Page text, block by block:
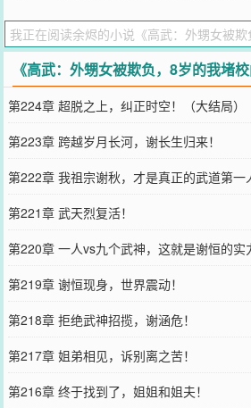
甚至还有概率能领悟所食之物的本命天赋！
壁晶虎，恭喜宿主获得领悟混元壁晶虎的本
“叮！检测到宿主吞下冰玄裂元麒，恭喜宿
命天赋：水帘洞天！”“叮！检测到宿主吞下
领悟万族之祖本命天赋：万族之力！”……
您要是觉得《高武：外甥女被欺负，8岁的我
不要忘记向您QQ群和微博微信里的朋友推荐
《高武：外甥女被欺负，8岁的我堵
第224章 超脱之上，纠正时空！（大结局）
第223章 跨越岁月长河，谢长生归来！
第222章 我祖宗谢秋，才是真正的武道第一
第221章 武天烈复活！
第220章 一人vs九个武神，这就是谢恒的实
第219章 谢恒现身，世界震动！
第218章 拒绝武神招揽，谢涵危！
第217章 姐弟相见，诉别离之苦！
第216章 终于找到了，姐姐和姐夫！